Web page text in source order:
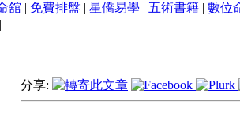
舘 | 免費排盤 | 星僑易學 | 五術書籍 | 數位
|
分享: